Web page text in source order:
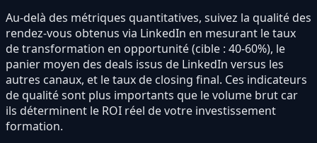
Au-delà des métriques quantitatives, suivez la qualité des
rendez-vous obtenus via LinkedIn en mesurant le taux
de transformation en opportunité (cible : 40-60%), le
panier moyen des deals issus de LinkedIn versus les
autres canaux, et le taux de closing final. Ces indicateurs
de qualité sont plus importants que le volume brut car
ils déterminent le ROI réel de votre investissement
formation.